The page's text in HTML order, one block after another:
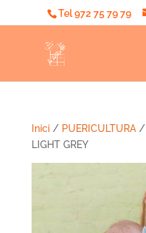
Tel 972 75 79 79
Inici/ PUERICULTURA/
LIGHT GREY